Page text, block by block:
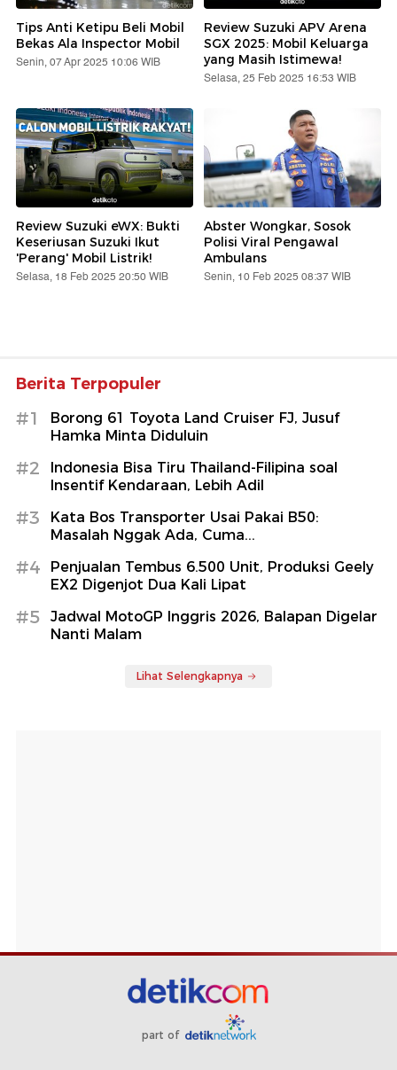
Tips Anti Ketipu Beli Mobil
Bekas Ala Inspector Mobil
Senin, 07 Apr 2025 10:06 WIB
Review Suzuki APV Arena
SGX 2025: Mobil Keluarga
yang Masih Istimewa!
Selasa, 25 Feb 2025 16:53 WIB
Review Suzuki eWX: Bukti
Keseriusan Suzuki Ikut
'Perang' Mobil Listrik!
Selasa, 18 Feb 2025 20:50 WIB
Abster Wongkar, Sosok
Polisi Viral Pengawal
Ambulans
Senin, 10 Feb 2025 08:37 WIB
Berita Terpopuler
#1
Borong 61 Toyota Land Cruiser FJ, Jusuf
Hamka Minta Diduluin
#2
Indonesia Bisa Tiru Thailand-Filipina soal
Insentif Kendaraan, Lebih Adil
#3
Kata Bos Transporter Usai Pakai B50:
Masalah Nggak Ada, Cuma...
#4
Penjualan Tembus 6.500 Unit, Produksi Geely
EX2 Digenjot Dua Kali Lipat
#5
Jadwal MotoGP Inggris 2026, Balapan Digelar
Nanti Malam
Lihat Selengkapnya
part of